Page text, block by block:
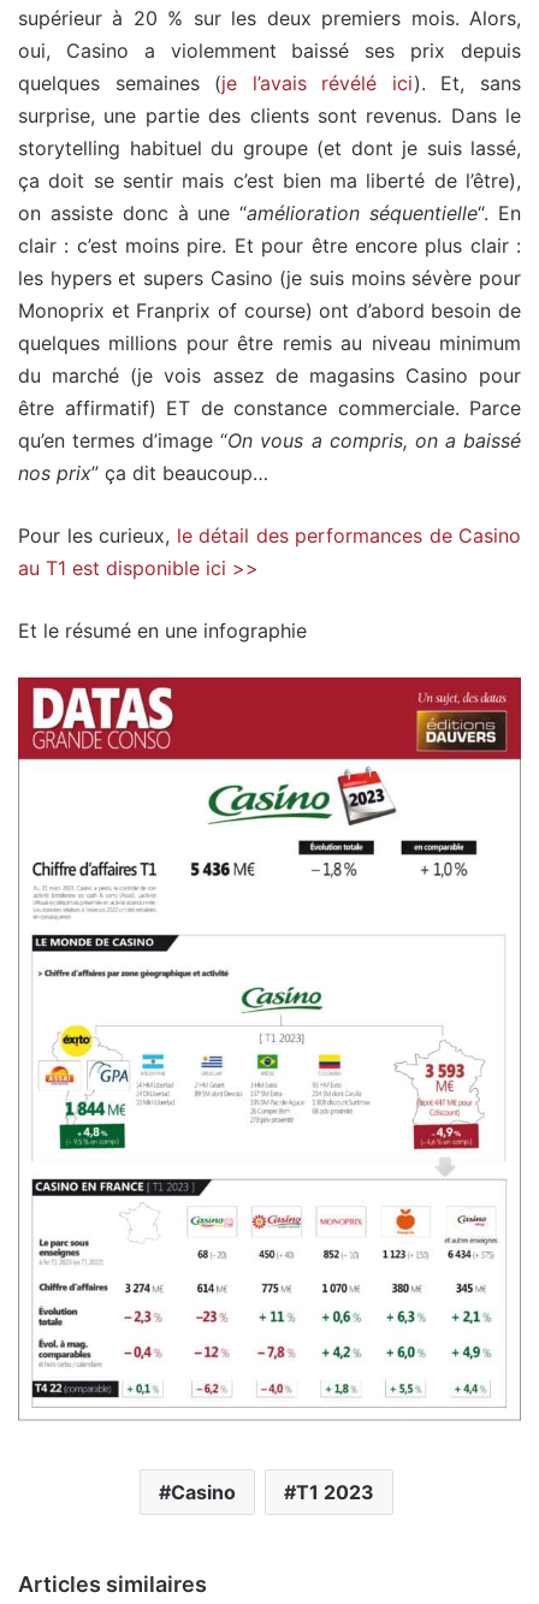
supérieur à 20 % sur les deux premiers mois. Alors,
oui, Casino a violemment baissé ses prix depuis
quelques semaines (je l’avais révélé ici). Et, sans
surprise, une partie des clients sont revenus. Dans le
storytelling habituel du groupe (et dont je suis lassé,
ça doit se sentir mais c’est bien ma liberté de l’être),
on assiste donc à une “amélioration séquentielle“. En
clair : c’est moins pire. Et pour être encore plus clair :
les hypers et supers Casino (je suis moins sévère pour
Monoprix et Franprix of course) ont d’abord besoin de
quelques millions pour être remis au niveau minimum
du marché (je vois assez de magasins Casino pour
être affirmatif) ET de constance commerciale. Parce
qu’en termes d’image “On vous a compris, on a baissé
nos prix” ça dit beaucoup…
Pour les curieux, le détail des performances de Casino
au T1 est disponible ici >>
Et le résumé en une infographie
Casino T1 2023
Articles similaires